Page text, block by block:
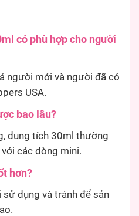
có phù hợp cho người
người mới và người đã có
USA.
bao lâu?
dung tích 30ml thường
các dòng mini.
hơn?
sử dụng và tránh để sản